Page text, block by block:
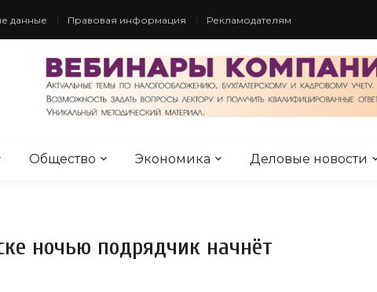
данные Правовая информация Рекламодателям
Общество Экономика Деловые новости
ночью подрядчик начнёт